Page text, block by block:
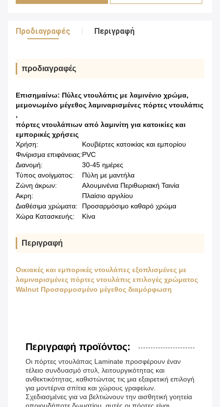
Προδιαγραφές Περιγραφή
προδιαγραφές
Επισημαίνω: Πύλες ντουλάπις με λαμινένιο χρώμα,
μεμονωμένο μέγεθος λαμιναρισμένες πόρτες ντουλάπις
,
πόρτες ντουλάπιων από λαμινίτη για κατοικίες και
εμπορικές χρήσεις
Χρήση:
Κουβέρτες κατοικίας και εμπορίου
Φινίρισμα επιφάνειας:PVC
Διανομή:
30-45 ημέρες
Τύπος ανοίγματος:
Πύλη με μαντήλα
Ζώνη άκρων:
Αλουμινένια Περιθωριακή Ταινία
Ακρη:
Πλαίσιο αργιλίου
Διαθέσιμα χρώματα:
Προσαρμόσιμο καθαρό χρώμα
Χώρα Κατασκευής:
Κίνα
Περιγραφή
Οικιακές και εμπορικές ντουλάπες εξοπλισμένες με
λαμιναρισμένες πόρτες ντουλάπις επιλογές χρώματος
Walnut Προσαρμοσμένο μέγεθος διαμόρφωση
Περιγραφή προϊόντος:
Οι πόρτες ντουλάπας Laminate προσφέρουν έναν
τέλειο συνδυασμό στυλ, λειτουργικότητας και
ανθεκτικότητας, καθιστώντας τις μια εξαιρετική επιλογή
για μοντέρνα σπίτια και χώρους γραφείων.
Σχεδιασμένες για να βελτιώνουν την αισθητική γοητεία